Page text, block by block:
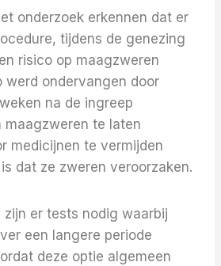
onderzoek erkennen dat er
tijdens de genezing
risico op maagzweren
werd ondervangen door
na de ingreep
maagzweren te laten
medicijnen te vermijden
dat ze zweren veroorzaken.
er tests nodig waarbij
een langere periode
deze optie algemeen